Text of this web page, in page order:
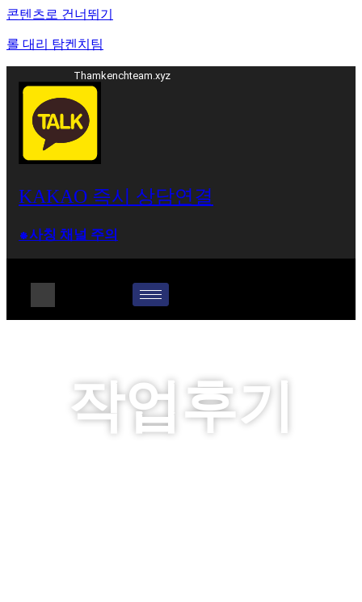
콘텐츠로 건너뛰기
롤 대리 탐켄치팀
Thamkenchteam.xyz
KAKAO 즉시 상담연결
⁕사칭 채널 주의
작업후기